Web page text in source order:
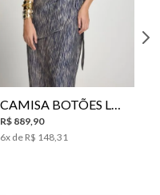
R$ 889 90
6x de R$ 148 31